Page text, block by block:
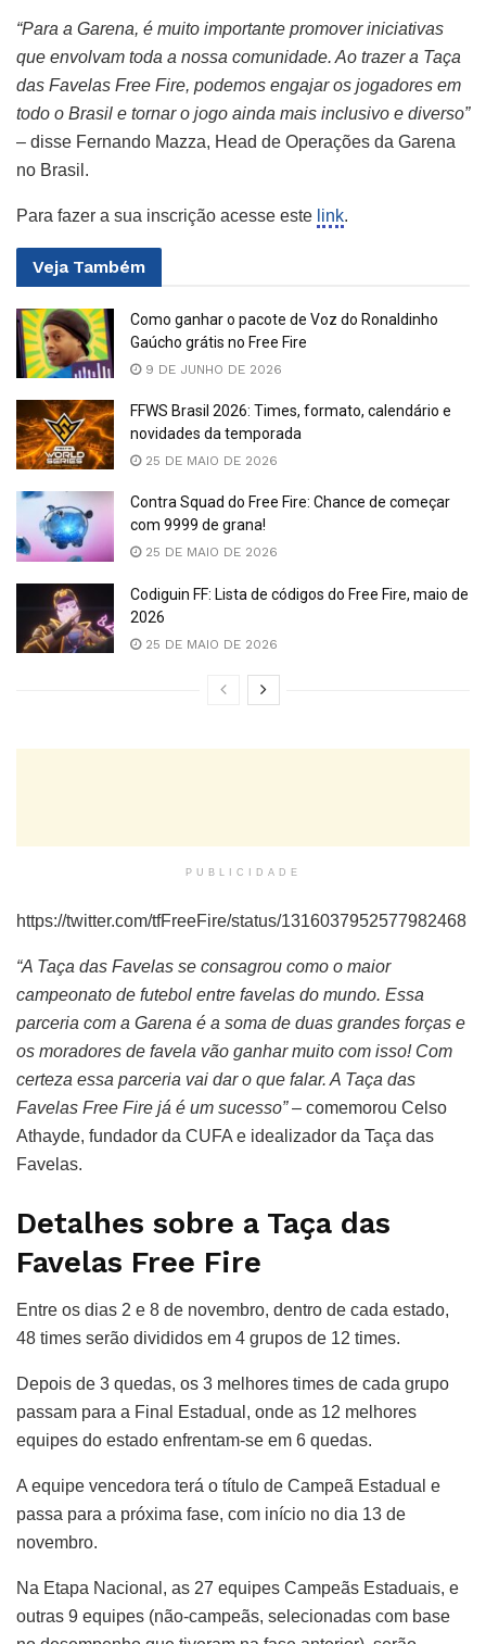
“Para a Garena, é muito importante promover iniciativas
que envolvam toda a nossa comunidade. Ao trazer a Taça
das Favelas Free Fire, podemos engajar os jogadores em
todo o Brasil e tornar o jogo ainda mais inclusivo e diverso”
– disse Fernando Mazza, Head de Operações da Garena
no Brasil.
Para fazer a sua inscrição acesse este link.
Veja Também
Como ganhar o pacote de Voz do Ronaldinho
Gaúcho grátis no Free Fire
9 DE JUNHO DE 2026
FFWS Brasil 2026: Times, formato, calendário e
novidades da temporada
25 DE MAIO DE 2026
Contra Squad do Free Fire: Chance de começar
com 9999 de grana!
25 DE MAIO DE 2026
Codiguin FF: Lista de códigos do Free Fire, maio de
2026
25 DE MAIO DE 2026
PUBLICIDADE
https://twitter.com/tfFreeFire/status/1316037952577982468
“A Taça das Favelas se consagrou como o maior
campeonato de futebol entre favelas do mundo. Essa
parceria com a Garena é a soma de duas grandes forças e
os moradores de favela vão ganhar muito com isso! Com
certeza essa parceria vai dar o que falar. A Taça das
Favelas Free Fire já é um sucesso”– comemorou Celso
Athayde, fundador da CUFA e idealizador da Taça das
Favelas.
Detalhes sobre a Taça das
Favelas Free Fire
Entre os dias 2 e 8 de novembro, dentro de cada estado,
48 times serão divididos em 4 grupos de 12 times.
Depois de 3 quedas, os 3 melhores times de cada grupo
passam para a Final Estadual, onde as 12 melhores
equipes do estado enfrentam-se em 6 quedas.
A equipe vencedora terá o título de Campeã Estadual e
passa para a próxima fase, com início no dia 13 de
novembro.
Na Etapa Nacional, as 27 equipes Campeãs Estaduais, e
outras 9 equipes (não-campeãs, selecionadas com base